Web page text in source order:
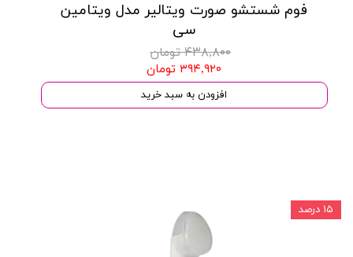
فوم شستشو صورت ویتالیر مدل ویتامین
سی
۴۳۸,۸۰۰ تومان
۳۹۴,۹۲۰ تومان
افزودن به سبد خرید
۱۵ درصد